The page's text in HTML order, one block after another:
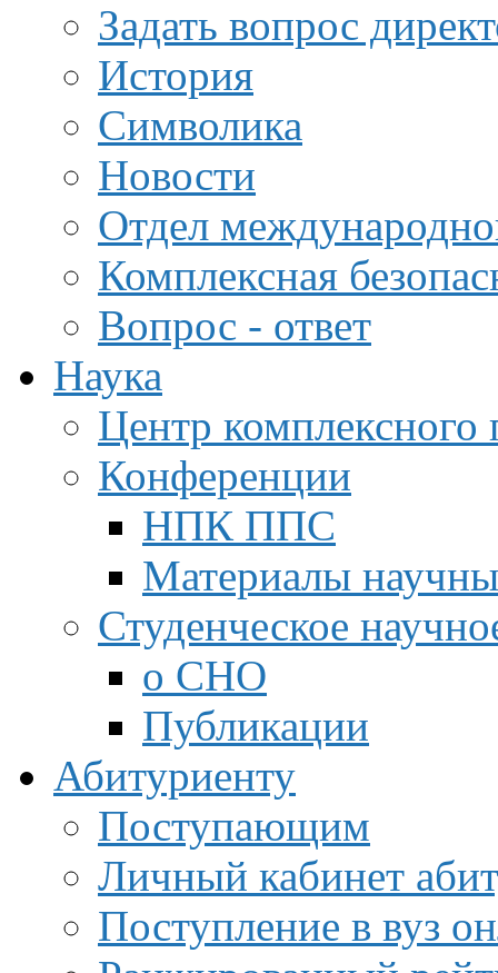
Задать вопрос
История
Символика
Новости
Отдел
Комплексная
Вопрос - ответ
Наука
Центр
Конференции
НПК ППС
Материалы
Студенческое
о СНО
Публикации
Абитуриенту
Поступающим
Личный кабинет
Поступление в вуз